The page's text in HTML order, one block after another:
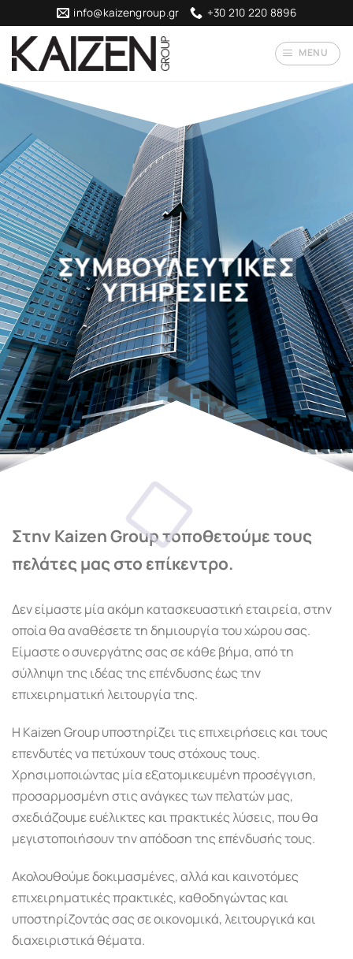
to
content
info@kaizengroup.gr +30 210 220 8896
MENU
ΣΥΜΒΟΥΛΕΥΤΙΚΕΣ
ΥΠΗΡΕΣΙΕΣ
Στην Kaizen Group τοποθετούμε τους
πελάτες μας στο επίκεντρο.
Δεν είμαστε μία ακόμη κατασκευαστική εταιρεία, στην
οποία θα αναθέσετε τη δημιουργία του χώρου σας.
Είμαστε ο συνεργάτης σας σε κάθε βήμα, από τη
σύλληψη της ιδέας της επένδυσης έως την
επιχειρηματική λειτουργία της.
Η Kaizen Group υποστηρίζει τις επιχειρήσεις και τους
επενδυτές να πετύχουν τους στόχους τους.
Χρησιμοποιώντας μία εξατομικευμένη προσέγγιση,
προσαρμοσμένη στις ανάγκες των πελατών μας,
σχεδιάζουμε ευέλικτες και πρακτικές λύσεις, που θα
μεγιστοποιήσουν την απόδοση της επένδυσής τους.
Ακολουθούμε δοκιμασμένες, αλλά και καινοτόμες
επιχειρηματικές πρακτικές, καθοδηγώντας και
υποστηρίζοντάς σας σε οικονομικά, λειτουργικά και
διαχειριστικά θέματα.